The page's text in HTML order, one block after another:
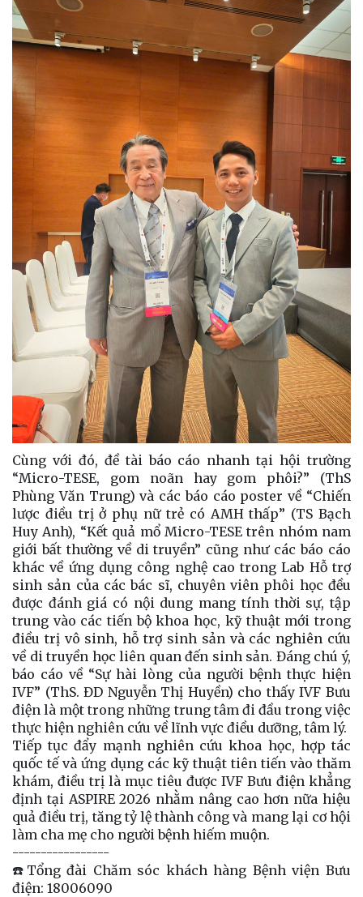
Cùng với đó, đề tài báo cáo nhanh tại hội trường
“Micro-TESE, gom noãn hay gom phôi?” (ThS
Phùng Văn Trung) và các báo cáo poster về “Chiến
lược điều trị ở phụ nữ trẻ có AMH thấp” (TS Bạch
Huy Anh), “Kết quả mổ Micro-TESE trên nhóm nam
giới bất thường về di truyền” cũng như các báo cáo
khác về ứng dụng công nghệ cao trong Lab Hỗ trợ
sinh sản của các bác sĩ, chuyên viên phôi học đều
được đánh giá có nội dung mang tính thời sự, tập
trung vào các tiến bộ khoa học, kỹ thuật mới trong
điều trị vô sinh, hỗ trợ sinh sản và các nghiên cứu
về di truyền học liên quan đến sinh sản. Đáng chú ý,
báo cáo về “Sự hài lòng của người bệnh thực hiện
IVF” (ThS. ĐD Nguyễn Thị Huyền) cho thấy IVF Bưu
điện là một trong những trung tâm đi đầu trong việc
thực hiện nghiên cứu về lĩnh vực điều dưỡng, tâm lý.
Tiếp tục đẩy mạnh nghiên cứu khoa học, hợp tác
quốc tế và ứng dụng các kỹ thuật tiên tiến vào thăm
khám, điều trị là mục tiêu được IVF Bưu điện khẳng
định tại ASPIRE 2026 nhằm nâng cao hơn nữa hiệu
quả điều trị, tăng tỷ lệ thành công và mang lại cơ hội
làm cha mẹ cho người bệnh hiếm muộn.
-----------------
☎️Tổng đài Chăm sóc khách hàng Bệnh viện Bưu
điện: 18006090